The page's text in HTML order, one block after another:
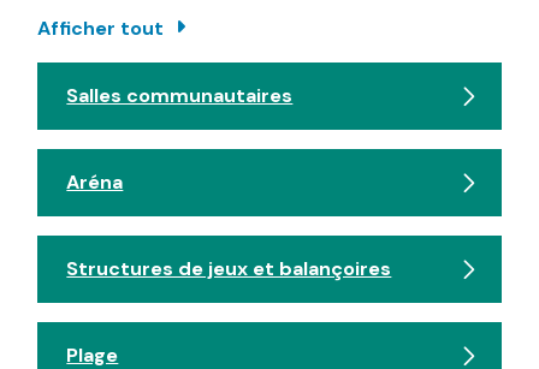
Afficher tout
Salles communautaires
Aréna
Structures de jeux et balançoires
Plage